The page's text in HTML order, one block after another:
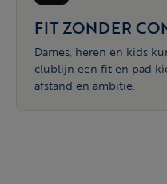
FIT ZONDER
Dames, heren en kids
clublijn een fit en pad
afstand en ambitie.